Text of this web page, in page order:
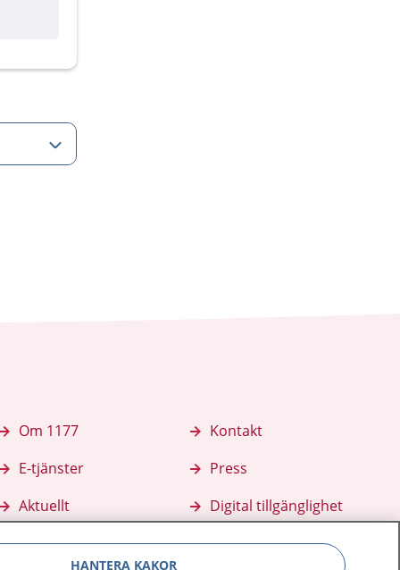
Om 1177
E-tjänster
Aktuellt
Kontakt
Press
Digital tillgänglighet
HANTERA KAKOR